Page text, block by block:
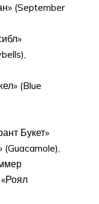
(September
(Blue
Букет»